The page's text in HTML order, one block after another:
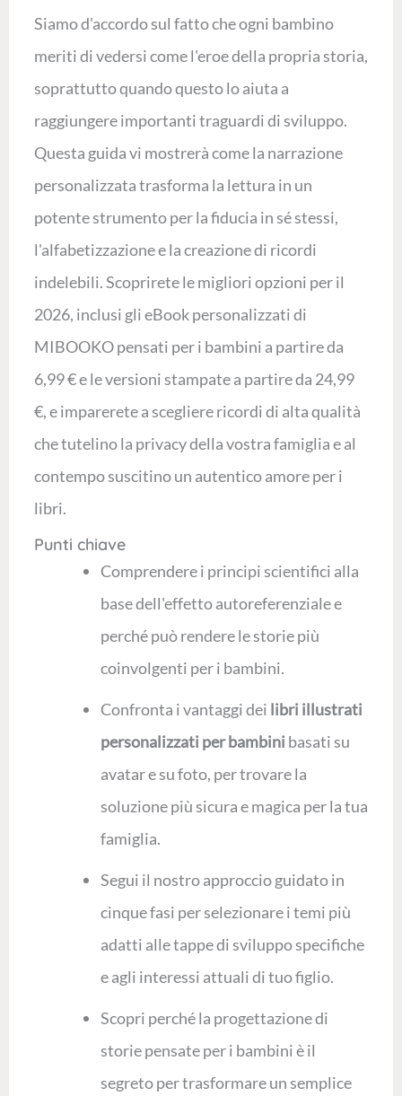
Siamo d'accordo sul fatto che ogni bambino
meriti di vedersi come l'eroe della propria storia,
soprattutto quando questo lo aiuta a
raggiungere importanti traguardi di sviluppo.
Questa guida vi mostrerà come la narrazione
personalizzata trasforma la lettura in un
potente strumento per la fiducia in sé stessi,
l'alfabetizzazione e la creazione di ricordi
indelebili. Scoprirete le migliori opzioni per il
2026, inclusi gli eBook personalizzati di
MIBOOKO pensati per i bambini a partire da
6,99 € e le versioni stampate a partire da 24,99
€, e imparerete a scegliere ricordi di alta qualità
che tutelino la privacy della vostra famiglia e al
contempo suscitino un autentico amore per i
libri.
Punti chiave
Comprendere i principi scientifici alla
base dell'effetto autoreferenziale e
perché può rendere le storie più
coinvolgenti per i bambini.
Confronta i vantaggi dei libri illustrati
personalizzati per bambini basati su
avatar e su foto, per trovare la
soluzione più sicura e magica per la tua
famiglia.
Segui il nostro approccio guidato in
cinque fasi per selezionare i temi più
adatti alle tappe di sviluppo specifiche
e agli interessi attuali di tuo figlio.
Scopri perché la progettazione di
storie pensate per i bambini è il
segreto per trasformare un semplice